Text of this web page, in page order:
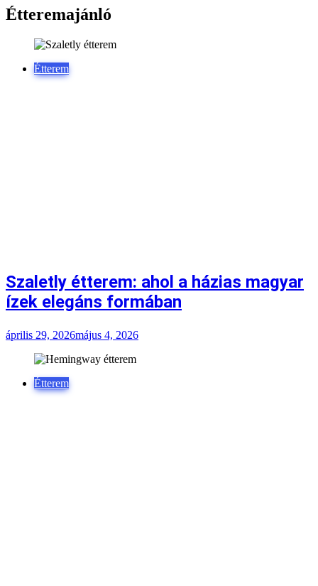
Étteremajánló
Étterem
Szaletly étterem: ahol a házias magyar
ízek elegáns formában
április 29, 2026május 4, 2026
Étterem